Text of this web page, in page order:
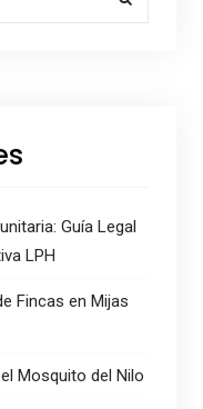
Guía Legal
LPH
Fincas en Mijas
Mosquito del Nilo